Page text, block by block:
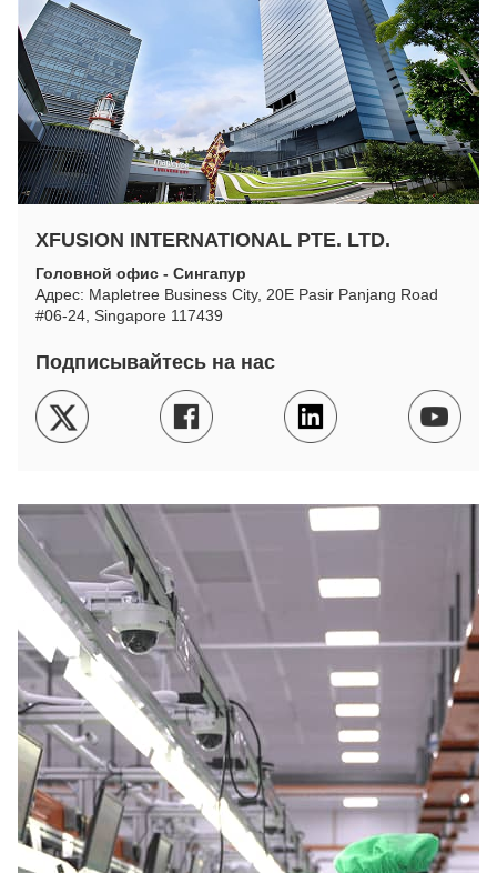
XFUSION INTERNATIONAL PTE. LTD.
Головной офис - Сингапур
Адрес: Mapletree Business City, 20E Pasir Panjang Road
#06-24, Singapore 117439
Подписывайтесь на нас